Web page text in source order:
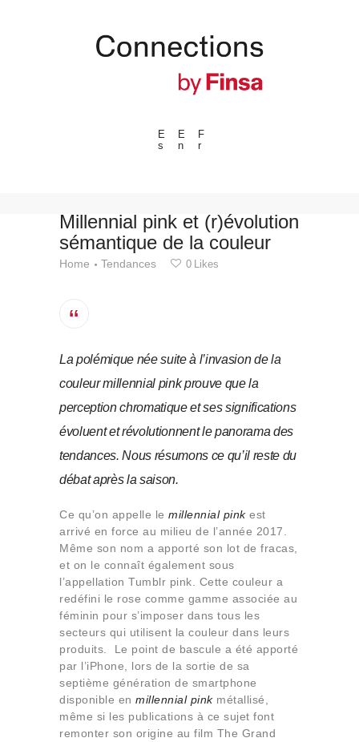
E
s
E
n
F
r
---ENLACES---
Événements
Espaces
Matériels
Connexion avec
Qui sommes-nous
Millennial pink et (r)évolution
sémantique de la couleur
Home Tendances 0 Likes
La polémique née suite à l’invasion de la
couleur millennial pink prouve que la
perception chromatique et ses significations
évoluent et révolutionnent le panorama des
tendances. Nous résumons ce qu’il reste du
débat après la saison.
Ce qu’on appelle le millennial pinkest
arrivé en force au milieu de l’année 2017.
Même son nom a apporté son lot de fracas,
et on le connaît également sous
l’appellation Tumblr pink. Cette couleur a
redéfini le rose comme gamme associée au
féminin pour s’imposer dans tous les
secteurs qui utilisent la couleur dans leurs
produits. Le point de bascule a été apporté
par l’iPhone, lors de la sortie de sa
septième génération de smartphone
disponible en millennial pink métallisé,
même si les publications à ce sujet font
remonter son origine au film The Grand